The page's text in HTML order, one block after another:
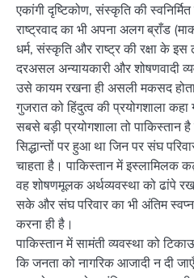
एकांगी दृष्टिकोण, संस्कृति की स्वनिर्मित
राष्ट्रवाद का भी अपना अलग ब्राँड
धर्म, संस्कृति और राष्ट्र की रक्षा के
दरअसल अन्यायकारी और शोषणवादी
उसे कायम रखना ही असली मकसद
गुजरात को हिंदुत्व की प्रयोगशाला
सबसे बड़ी प्रयोगशाला तो पाकिस्तान है
सिद्धान्तों पर हुआ था जिन पर संघ
चाहता है। पाकिस्तान में इस्लामिलक
वह शोषणमूलक अर्थव्यवस्था को ढांपे
सके और संघ परिवार का भी अंतिम स्वप्न
करना ही है।
पाकिस्तान में सामंती व्यवस्था को
कि जनता को नागरिक आजादी न दी